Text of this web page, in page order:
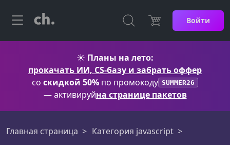
Войти
☀️ Планы на лето:
прокачать ИИ, CS-базу и забрать оффер
со скидкой 50% по промокоду SUMMER26
— активируйна странице пакетов
Главная страница
Категория javascript